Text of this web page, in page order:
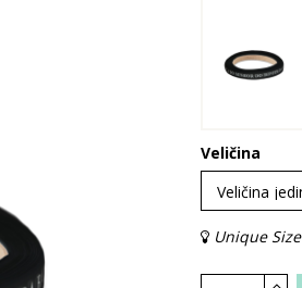
Veličina
Unique Size